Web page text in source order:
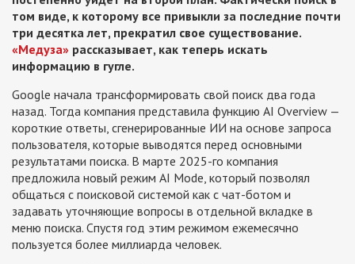
том виде, к которому все привыкли за последние почти
три десятка лет, прекратил свое существование.
«Медуза» рассказывает, как теперь искать
информацию в гугле.
Google начала трансформировать свой поиск два года
назад. Тогда компания представила функцию AI Overview —
короткие ответы, сгенерированные ИИ на основе запроса
пользователя, которые выводятся перед основными
результатами поиска. В марте 2025-го компания
предложила новый режим AI Mode, который позволял
общаться с поисковой системой как с чат-ботом и
задавать уточняющие вопросы в отдельной вкладке в
меню поиска. Спустя год этим режимом ежемесячно
пользуется более миллиарда человек.